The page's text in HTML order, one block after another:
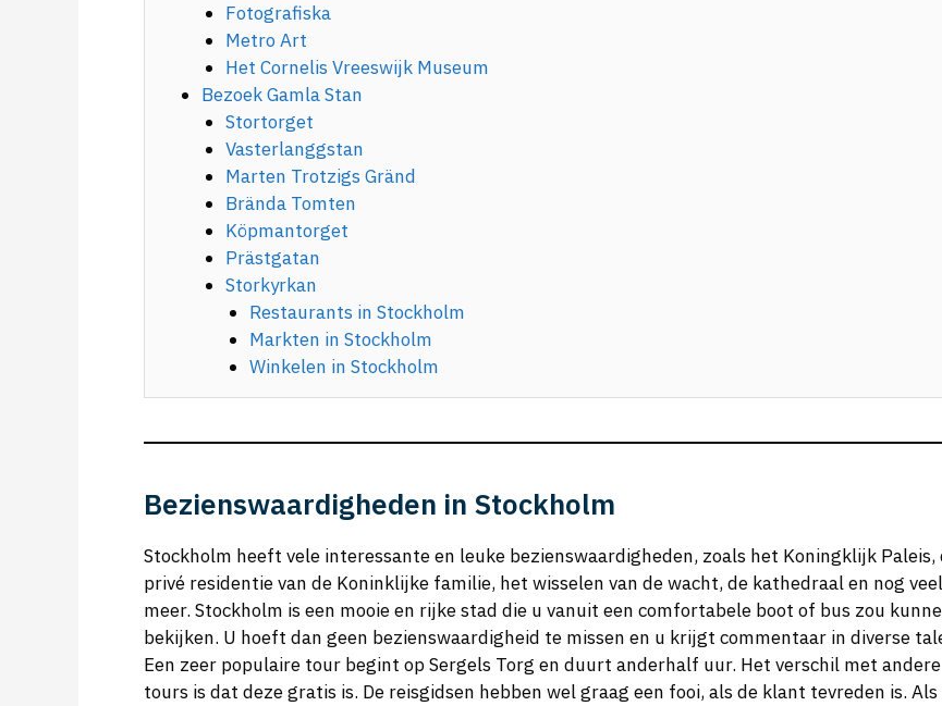
Fotografiska
Metro Art
Het Cornelis Vreeswijk Museum
Bezoek Gamla Stan
Stortorget
Vasterlanggstan
Marten Trotzigs Gränd
Brända Tomten
Köpmantorget
Prästgatan
Storkyrkan
Restaurants in Stockholm
Markten in Stockholm
Winkelen in Stockholm
Bezienswaardigheden in Stockholm
Stockholm heeft vele interessante en leuke bezienswaardigheden, zoals het Koningklijk Paleis,
privé residentie van de Koninklijke familie, het wisselen van de wacht, de kathedraal en nog veel
meer. Stockholm is een mooie en rijke stad die u vanuit een comfortabele boot of bus zou
bekijken. U hoeft dan geen bezienswaardigheid te missen en u krijgt commentaar in diverse
Een zeer populaire tour begint op Sergels Torg en duurt anderhalf uur. Het verschil met andere
tours is dat deze gratis is. De reisgidsen hebben wel graag een fooi, als de klant tevreden is. Als